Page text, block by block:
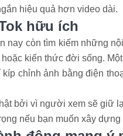
hiệu quả hơn video dài.
hữu ích
nay còn tìm kiếm những
kiến thức đời sống.
chỉnh ảnh bằng điện
bởi vì người xem sẽ giữ
nếu bạn muốn xây dựng